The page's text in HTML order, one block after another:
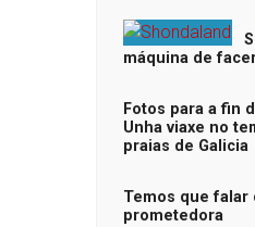
máquina de
Fotos para a fin
Unha viaxe no
praias de Galicia
Temos que falar
prometedora